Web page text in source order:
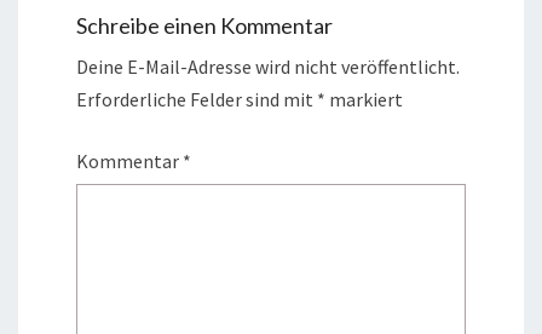
Schreibe einen Kommentar
Deine E-Mail-Adresse wird nicht veröffentlicht.
Erforderliche Felder sind mit * markiert
Kommentar *